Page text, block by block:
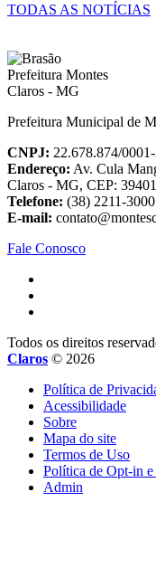
TODAS AS NOTÍCIAS
Prefeitura Municipal de
CNPJ: 22.678.874/
Endereço: Av. Cula
Claros - MG, CEP:
Telefone: (38) 2211-3000
E-mail:
Fale Conosco
Todos os direitos
Claros © 2026
Política de
Acessibilidade
Sobre
Mapa do site
Termos de Uso
Política de Opt-in
Admin